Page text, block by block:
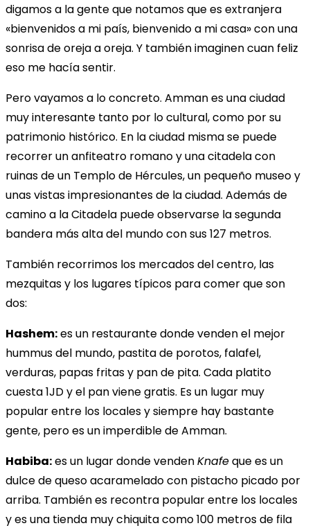
digamos a la gente que notamos que es extranjera
«bienvenidos a mi país, bienvenido a mi casa» con una
sonrisa de oreja a oreja. Y también imaginen cuan feliz
eso me hacía sentir.
Pero vayamos a lo concreto. Amman es una ciudad
muy interesante tanto por lo cultural, como por su
patrimonio histórico. En la ciudad misma se puede
recorrer un anfiteatro romano y una citadela con
ruinas de un Templo de Hércules, un pequeño museo y
unas vistas impresionantes de la ciudad. Además de
camino a la Citadela puede observarse la segunda
bandera más alta del mundo con sus 127 metros.
También recorrimos los mercados del centro, las
mezquitas y los lugares típicos para comer que son
dos:
Hashem:es un restaurante donde venden el mejor
hummus del mundo, pastita de porotos, falafel,
verduras, papas fritas y pan de pita. Cada platito
cuesta 1JD y el pan viene gratis. Es un lugar muy
popular entre los locales y siempre hay bastante
gente, pero es un imperdible de Amman.
Habiba:es un lugar donde vendenKnafeque es un
dulce de queso acaramelado con pistacho picado por
arriba. También es recontra popular entre los locales
y es una tienda muy chiquita como 100 metros de fila